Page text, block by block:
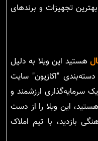
تجهیزات و برندهای
هستید این ویلا به دلیل
"اکازیون" سایت
سرمایه‌گذاری ارزشمند و
این ویلا را از دست
بازدید، با تیم املاک